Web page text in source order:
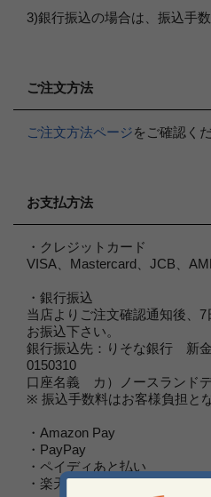
3)銀行振込の場合は、振込手
ご注文方法
ご注文方法ページをご確認く
お支払方法
・クレジットカード
VISA、Mastercard、JCB、
・銀行振込
当店よりご注文確認通知後、
お振込下さい。
銀行振込先：りそな銀行 新
0150310
口座名義 カ）ノースランド
※ 振込手数料はお客様負担と
・Amazon Pay
・PayPay
・ペイディあと払い
・楽天ID決済